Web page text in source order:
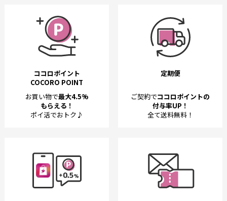
ココロポイント
COCORO POINT
お買い物で最大4.5%
もらえる！
ポイ活でおトク♪
定期便
ご契約でココロポイントの
付与率UP！
全て送料無料！